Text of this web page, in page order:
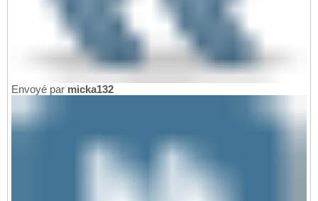
Envoyé par micka132